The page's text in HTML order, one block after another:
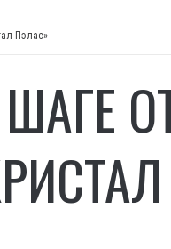
Пэлас»